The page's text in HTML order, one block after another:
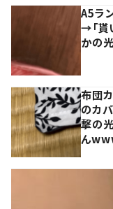
A5ラ
→「貰
かの
布団
のカ
撃の
ん